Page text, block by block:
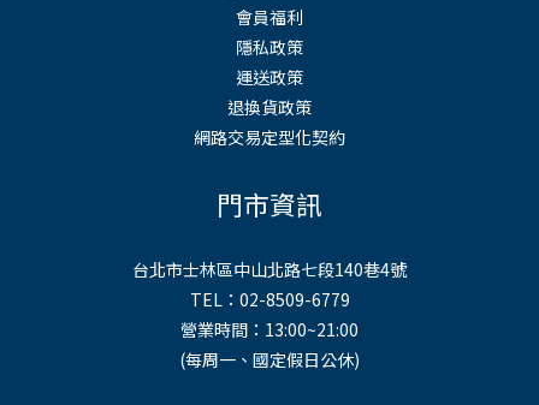
會員福利
隱私政策
運送政策
退換貨政策
網路交易定型化契約
門市資訊
台北市士林區中山北路七段140巷4號
TEL：02-8509-6779
營業時間：13:00~21:00
(每周一、國定假日公休)